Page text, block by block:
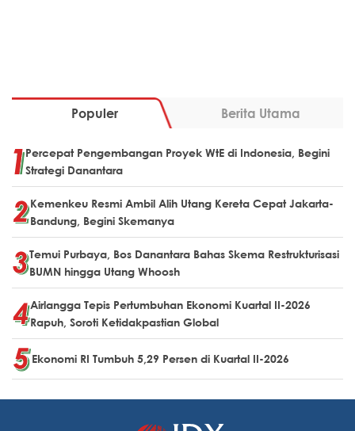
Populer Berita Utama
Percepat Pengembangan Proyek WtE di Indonesia, Begini
Strategi Danantara
Kemenkeu Resmi Ambil Alih Utang Kereta Cepat Jakarta-
Bandung, Begini Skemanya
Temui Purbaya, Bos Danantara Bahas Skema Restrukturisasi
BUMN hingga Utang Whoosh
Airlangga Tepis Pertumbuhan Ekonomi Kuartal II-2026
Rapuh, Soroti Ketidakpastian Global
Ekonomi RI Tumbuh 5,29 Persen di Kuartal II-2026